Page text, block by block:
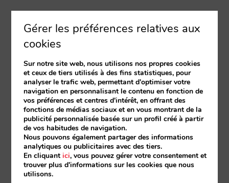
Gérer les préférences relatives aux
cookies
Sur notre site web, nous utilisons nos propres cookies
et ceux de tiers utilisés à des fins statistiques, pour
analyser le trafic web, permettant d'optimiser votre
navigation en personnalisant le contenu en fonction de
vos préférences et centres d'intérêt, en offrant des
fonctions de médias sociaux et en vous montrant de la
publicité personnalisée basée sur un profil créé à partir
de vos habitudes de navigation.
Nous pouvons également partager des informations
analytiques ou publicitaires avec des tiers.
En cliquantici, vous pouvez gérer votre consentement et
trouver plus d'informations sur les cookies que nous
utilisons.